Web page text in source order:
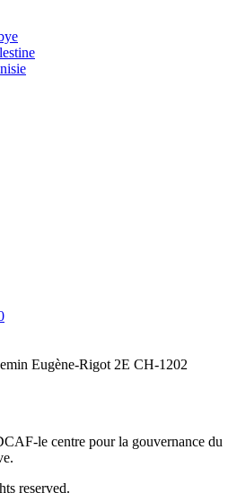
Eugène-Rigot 2E CH-1202
le centre pour la gouvernance du
reserved.